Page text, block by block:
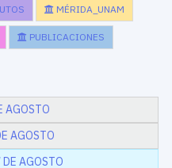
MÉRIDA_UNAM
PUBLICACIONES
AGOSTO
AGOSTO
AGOSTO